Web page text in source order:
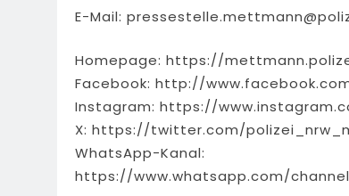
E-Mail:
Homepage: https://
Facebook: http://
Instagram: https://
X: https://twitter.com/
WhatsApp-Kanal:
https://www.whatsapp.com/channel/